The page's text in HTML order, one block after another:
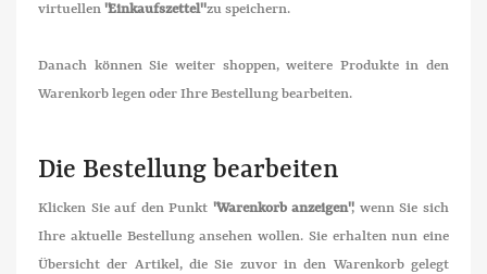
virtuellen "Einkaufszettel"zu speichern.
Danach können Sie weiter shoppen, weitere Produkte in den
Warenkorb legen oder Ihre Bestellung bearbeiten.
Die Bestellung bearbeiten
Klicken Sie auf den Punkt "Warenkorb anzeigen", wenn Sie sich
Ihre aktuelle Bestellung ansehen wollen. Sie erhalten nun eine
Übersicht der Artikel, die Sie zuvor in den Warenkorb gelegt